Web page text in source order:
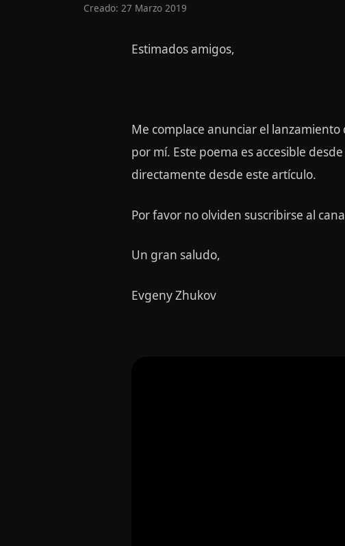
Creado: 27 Marzo 2019
Estimados amigos,
Me complace anunciar el
por mí. Este poema es accesible
directamente desde este artículo.
Por favor no olviden suscribirse al
Un gran saludo,
Evgeny Zhukov